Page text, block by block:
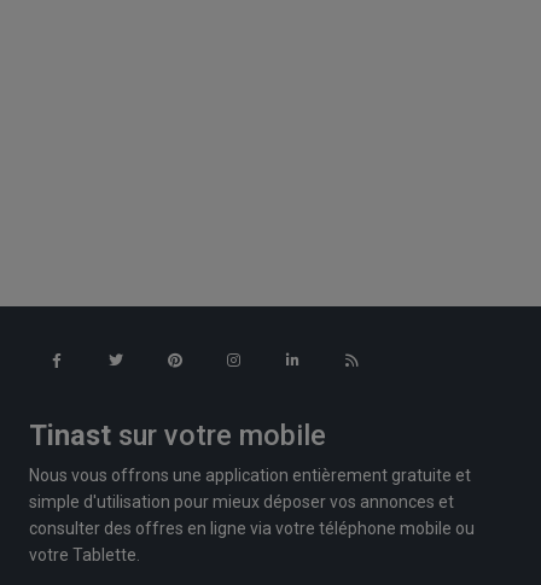
Tinast sur votre mobile
Nous vous offrons une application entièrement gratuite et
simple d'utilisation pour mieux déposer vos annonces et
consulter des offres en ligne via votre téléphone mobile ou
votre Tablette.